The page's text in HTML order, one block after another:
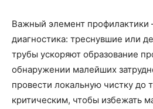
Важный элемент профилактики
диагностика: треснувшие или
трубы ускоряют образование
обнаружении малейших
провести локальную чистку до
критическим, чтобы избежать